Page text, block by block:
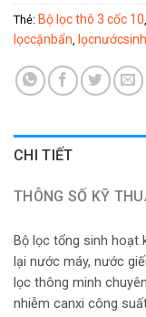
Thẻ: Bộ lọc thô 3 cốc 10,
lọccặnbẩn,
CHI TIẾT
THÔNG SỐ KỸ
Bộ lọc tổng sinh hoạt
lại nước máy, nước
lọc thông minh
nhiễm canxi công